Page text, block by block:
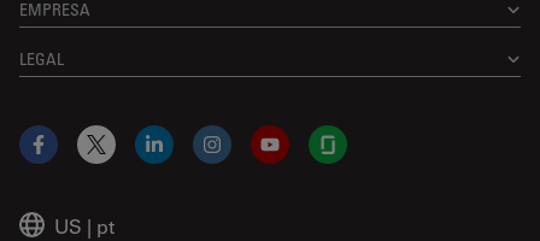
EMPRESA
LEGAL
US | pt
Facebook
X LinkedInInstagramYouTubeGlassdoor